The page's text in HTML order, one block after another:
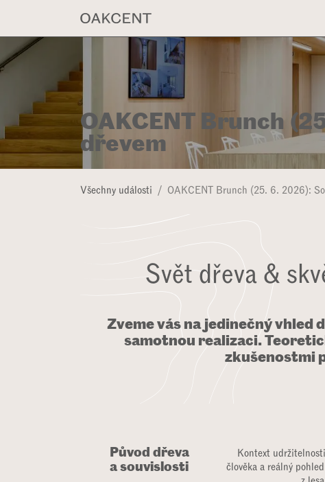
OAKCENT Brunch
dřevem
Všechny události OAKCENT Brunch (25. 6. 2026):
Svět dřeva &
Zveme vás na jedinečný vhled
samotnou realizaci.
zkušenostmi
Kontext
člověka a reálný
z
Původ dřeva
a souvislosti